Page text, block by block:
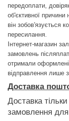
передоплати,
об'єктивної причини
він зобов'язується
пересилання.
Інтернет-магазин
замовлень
отримали
відправлення лише
Доставка
Доставка
замовлення для